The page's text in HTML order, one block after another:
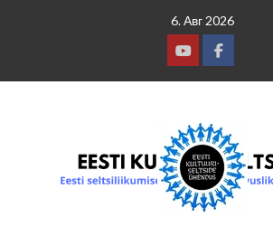
6. Авг 2026
YoutubeFacebook